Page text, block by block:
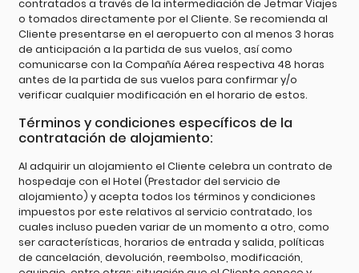
contratados a través de la intermediación de Jetmar Viajes
o tomados directamente por el Cliente. Se recomienda al
Cliente presentarse en el aeropuerto con al menos 3 horas
de anticipación a la partida de sus vuelos, así como
comunicarse con la Compañía Aérea respectiva 48 horas
antes de la partida de sus vuelos para confirmar y/o
verificar cualquier modificación en el horario de estos.
Términos y condiciones específicos de la
contratación de alojamiento:
Al adquirir un alojamiento el Cliente celebra un contrato de
hospedaje con el Hotel (Prestador del servicio de
alojamiento) y acepta todos los términos y condiciones
impuestos por este relativos al servicio contratado, los
cuales incluso pueden variar de un momento a otro, como
ser características, horarios de entrada y salida, políticas
de cancelación, devolución, reembolso, modificación,